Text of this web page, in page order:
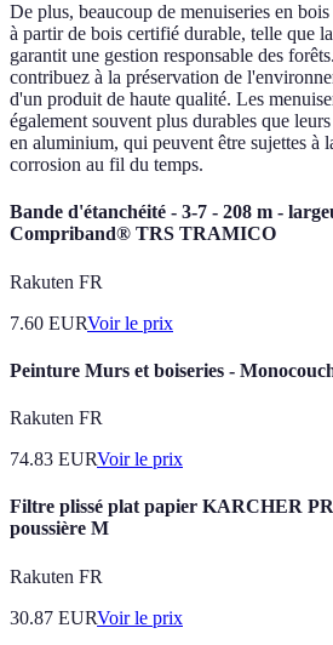
De plus, beaucoup de menuiseries en
à partir de bois certifié durable, telle que
garantit une gestion responsable des
contribuez à la préservation de
d'un produit de haute qualité. Les
également souvent plus durables que
en aluminium, qui peuvent être sujettes à
corrosion au fil du temps.
Bande d'étanchéité - 3-7 - 208 m -
Compriband® TRS TRAMICO
Rakuten FR
7.60 EURVoir le prix
Peinture Murs et boiseries -
Rakuten FR
74.83 EURVoir le prix
Filtre plissé plat papier KARCHER
poussière M
Rakuten FR
30.87 EURVoir le prix